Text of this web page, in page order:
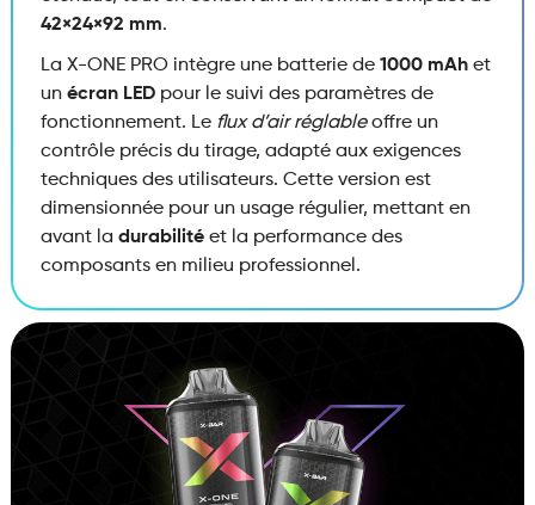
42×24×92 mm.
La X-ONE PRO intègre une batterie de 1000 mAhet
un écran LEDpour le suivi des paramètres de
fonctionnement. Le flux d’air réglableoffre un
contrôle précis du tirage, adapté aux exigences
techniques des utilisateurs. Cette version est
dimensionnée pour un usage régulier, mettant en
avant la durabilitéet la performance des
composants en milieu professionnel.